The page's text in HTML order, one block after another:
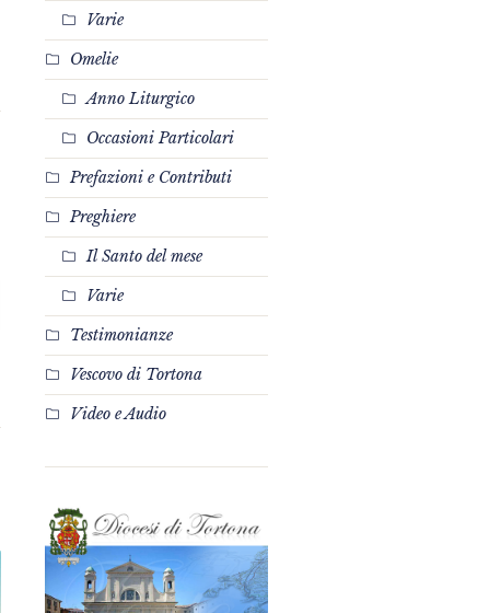
Varie
Omelie
Anno Liturgico
Occasioni Particolari
Prefazioni e Contributi
Preghiere
Il Santo del mese
Varie
Testimonianze
Vescovo di Tortona
Video e Audio